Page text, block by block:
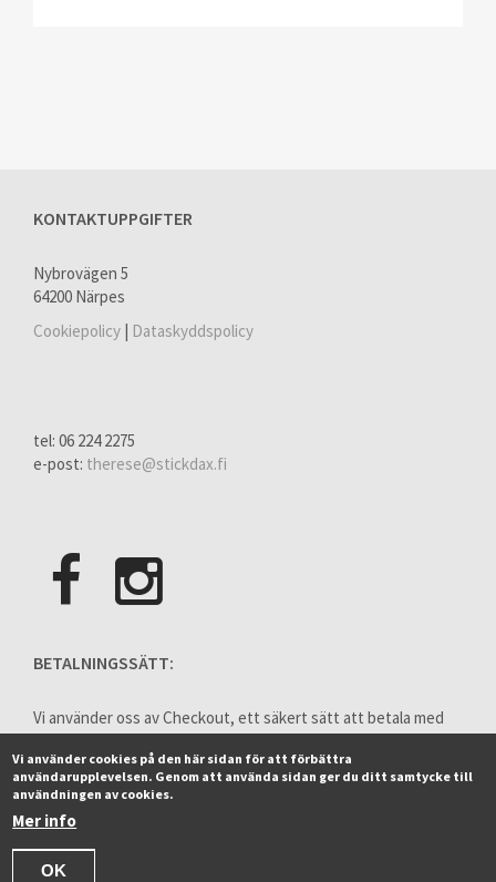
KONTAKTUPPGIFTER
Nybrovägen 5
64200 Närpes
Cookiepolicy | Dataskyddspolicy
tel: 06 224 2275
e-post: therese@stickdax.fi
BETALNINGSSÄTT:
Vi använder oss av Checkout, ett säkert sätt att betala med
hjälp av internetbank eller kreditkort.
Vi använder cookies på den här sidan för att förbättra
användarupplevelsen. Genom att använda sidan ger du ditt samtycke till
användningen av cookies.
Mer info
OK